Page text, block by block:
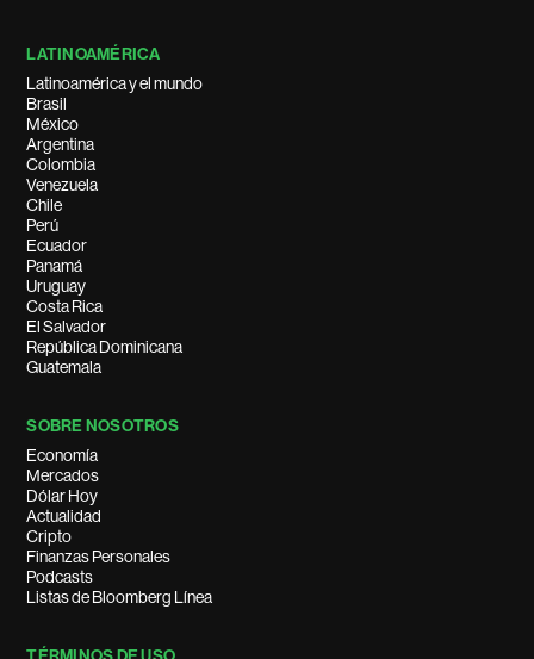
LATINOAMÉRICA
Latinoamérica y el mundo
Brasil
México
Argentina
Colombia
Venezuela
Chile
Perú
Ecuador
Panamá
Uruguay
Costa Rica
El Salvador
República Dominicana
Guatemala
SOBRE NOSOTROS
Economía
Mercados
Dólar Hoy
Actualidad
Cripto
Finanzas Personales
Podcasts
Listas de Bloomberg Línea